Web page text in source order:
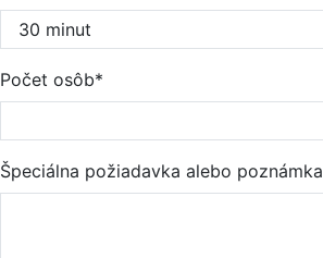
Počet osôb*
Špeciálna požiadavka alebo poznámka